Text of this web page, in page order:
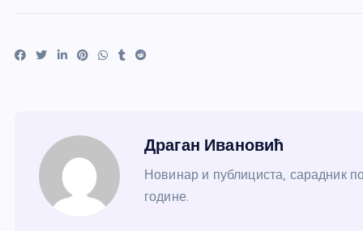
Драган Ивановић
Новинар и публициста, сарадник
године.